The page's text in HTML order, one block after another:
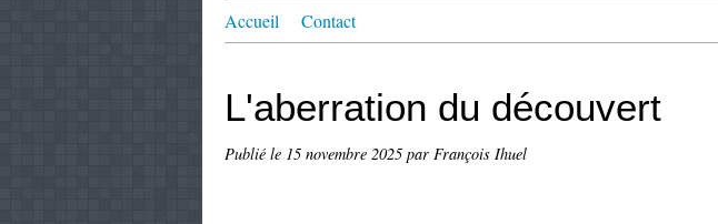
Accueil Contact
L'aberration du découvert
Publié le 15 novembre 2025 par François Ihuel